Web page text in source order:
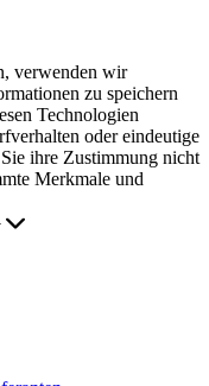
verwenden wir
zu speichern
Technologien
oder eindeutige
ihre Zustimmung nicht
Merkmale und